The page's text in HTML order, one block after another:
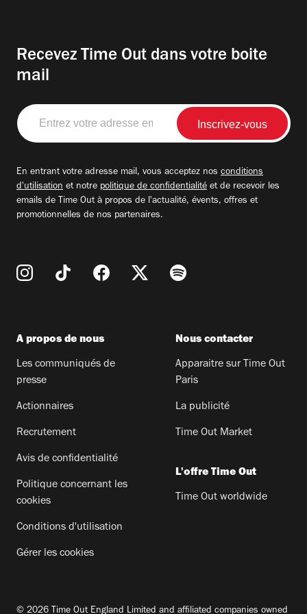
Recevez Time Out dans votre boite
mail
Entrez
votre
adresse
En entrant votre adresse mail, vous acceptez nos conditions
d'utilisation et notre politique de confidentialité et de recevoir les
emails de Time Out à propos de l'actualité, évents, offres et
promotionnelles de nos partenaires.
A propos de nous
Les communiqués de
presse
Actionnaires
Recrutement
Avis de confidentialité
Politique concernant les
cookies
Conditions d'utilisation
Gérer les cookies
Nous contacter
Apparaitre sur Time Out
Paris
La publicité
Time Out Market
L'offre Time Out
Time Out worldwide
© 2026 Time Out England Limited and affiliated companies owned